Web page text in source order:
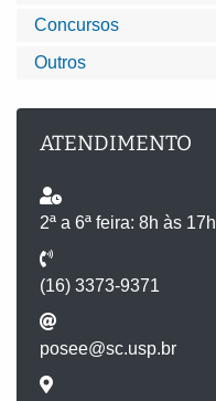
Concursos
Outros
ATENDIMENTO
2ª a 6ª feira: 8h às 17h
(16) 3373-9371
posee@sc.usp.br